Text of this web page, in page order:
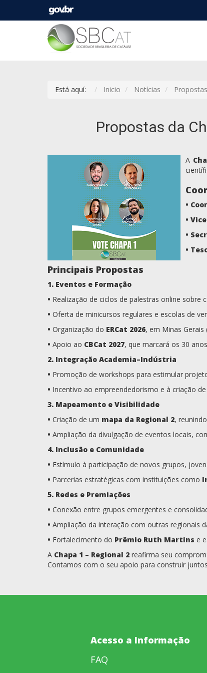
Está aquí: Inicio Notícias
Propostas da
A
•
•
•
•
Principais Propostas
1. Eventos e Formação
• Realização de ciclos de palestras online
• Oferta de minicursos regulares e escolas de
• Organização do ERCat 2026, em Minas
• Apoio ao CBCat 2027, que marcará os 30
2. Integração Academia–Indústria
• Promoção de workshops para estimular
• Incentivo ao empreendedorismo e à criação
3. Mapeamento e Visibilidade
• Criação de um mapa da Regional 2,
• Ampliação da divulgação de eventos locais,
4. Inclusão e Comunidade
• Estímulo à participação de novos grupos,
• Parcerias estratégicas com instituições como
5. Redes e Premiações
• Conexão entre grupos emergentes e
• Ampliação da interação com outras regionais
• Fortalecimento do Prêmio Ruth Martins e
A Chapa 1 – Regional 2 reafirma seu
Contamos com o seu apoio para construir
Acesso a Informação
FAQ